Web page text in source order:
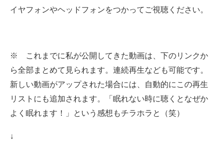
イヤフォンやヘッドフォンをつかってご視聴ください。
※ これまでに私が公開してきた動画は、下のリンクか
ら全部まとめて見られます。 連続再生なども可能です。
新しい動画がアップされた場合には、自動的にこの再生
リストにも追加されます。
「眠れない時に聴くとなぜか
よく眠れます！」という感想もチラホラと（笑）
↓